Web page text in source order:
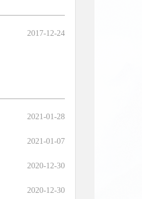
2017-12-24
2021-01-28
2021-01-07
2020-12-30
2020-12-30